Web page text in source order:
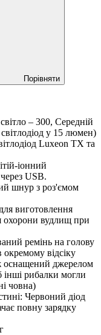
Порівняти
– 300, Середній
у 15 люмен)
Luxeon TX та
іонний
USB.
шнур з роз'ємом
виготовлення
охорони вудлищ при
ремінь на голову
відсіку
джерелом
інші рибалки могли
човна)
Червоний діод
повну зарядку